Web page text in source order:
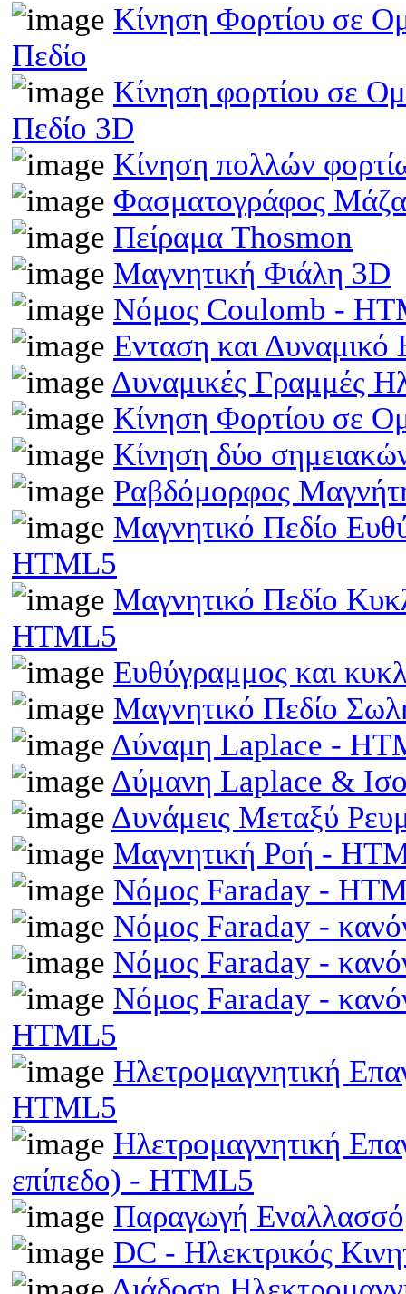
Κίνηση Φορτίου σε
Πεδίο
Κίνηση φορτίου σε
Πεδίο 3D
Κίνηση πολλών
Φασματογράφος
Πείραμα Thosmon
Μαγνητική Φιάλη 3D
Νόμος Coulomb -
Ενταση και
Δυναμικές Γραμμές
Κίνηση Φορτίου σε
Κίνηση δύο
Ραβδόμορφος
Μαγνητικό Πεδίο
HTML5
Μαγνητικό Πεδίο
HTML5
Ευθύγραμμος και
Μαγνητικό Πεδίο
Δύναμη Laplace -
Δύμανη Laplace &
Δυνάμεις Μεταξύ
Μαγνητική Ροή -
Νόμος Faraday -
Νόμος Faraday -
Νόμος Faraday -
Νόμος Faraday -
HTML5
Ηλετρομαγνητική
HTML5
Ηλετρομαγνητική
επίπεδο) - HTML5
Παραγωγή
DC - Ηλεκτρικός